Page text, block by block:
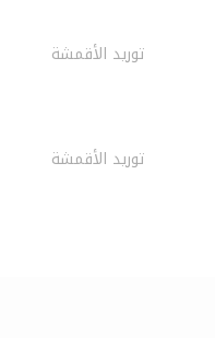
توريد الأقمشة
توريد الأقمشة